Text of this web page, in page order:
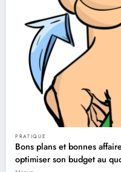
PRATIQUE
Bons plans et bonnes
optimiser son budget au